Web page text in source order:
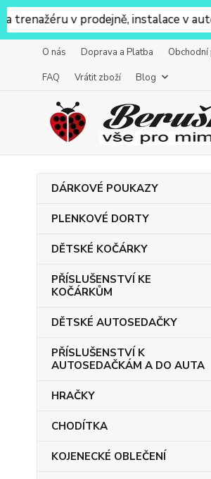
v prodejně, instalace v
O nás Doprava a Platba
FAQ
Vrátit zboží Blog
DÁRKOVÉ POUKAZY
PLENKOVÉ DORTY
DĚTSKÉ KOČÁRKY
PŘÍSLUŠENSTVÍ KE
KOČÁRKŮM
DĚTSKÉ AUTOSEDAČKY
PŘÍSLUŠENSTVÍ K
AUTOSEDAČKÁM A DO AUTA
HRAČKY
CHODÍTKA
KOJENECKÉ OBLEČENÍ